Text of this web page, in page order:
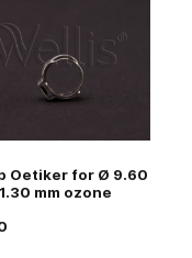
Oetiker for Ø 9.60
mm ozone